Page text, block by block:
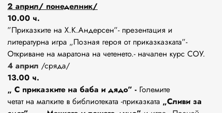
2 април/ понеделник/
10.00 ч.
”Приказките на Х.К.Андерсен”- презентация и
литературна игра „Позная героя от приказказката”-
Откриване на маратона на четенето.- начален курс СОУ.
4 април /сряда/
13.00 ч.
„ С приказките на баба и дядо” - Големите
четат на малките в библиотеката -приказката „Сливи за